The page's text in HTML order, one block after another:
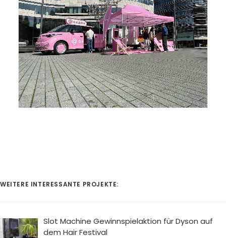
WEITERE INTERESSANTE PROJEKTE:
Slot Machine Gewinnspielaktion für Dyson auf
dem Hair Festival